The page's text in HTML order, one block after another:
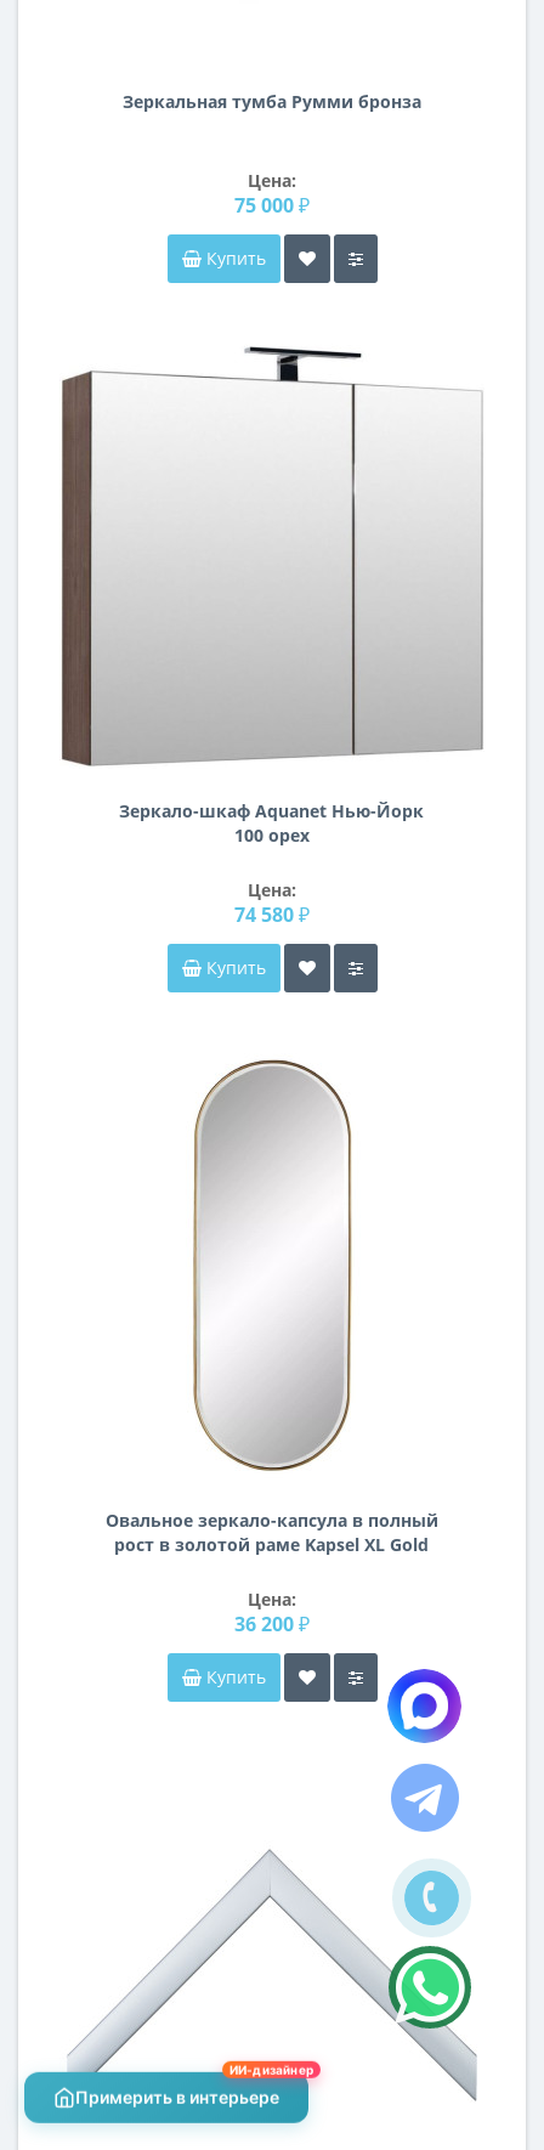
Зеркальная тумба Румми бронза
Цена:
75 000 ₽
Купить
Зеркало-шкаф Aquanet Нью-Йорк
100 орех
Цена:
74 580 ₽
Купить
Овальное зеркало-капсула в полный
рост в золотой раме Kapsel XL Gold
Цена:
36 200 ₽
Купить
Примерить в интерьере
ИИ-дизайнер